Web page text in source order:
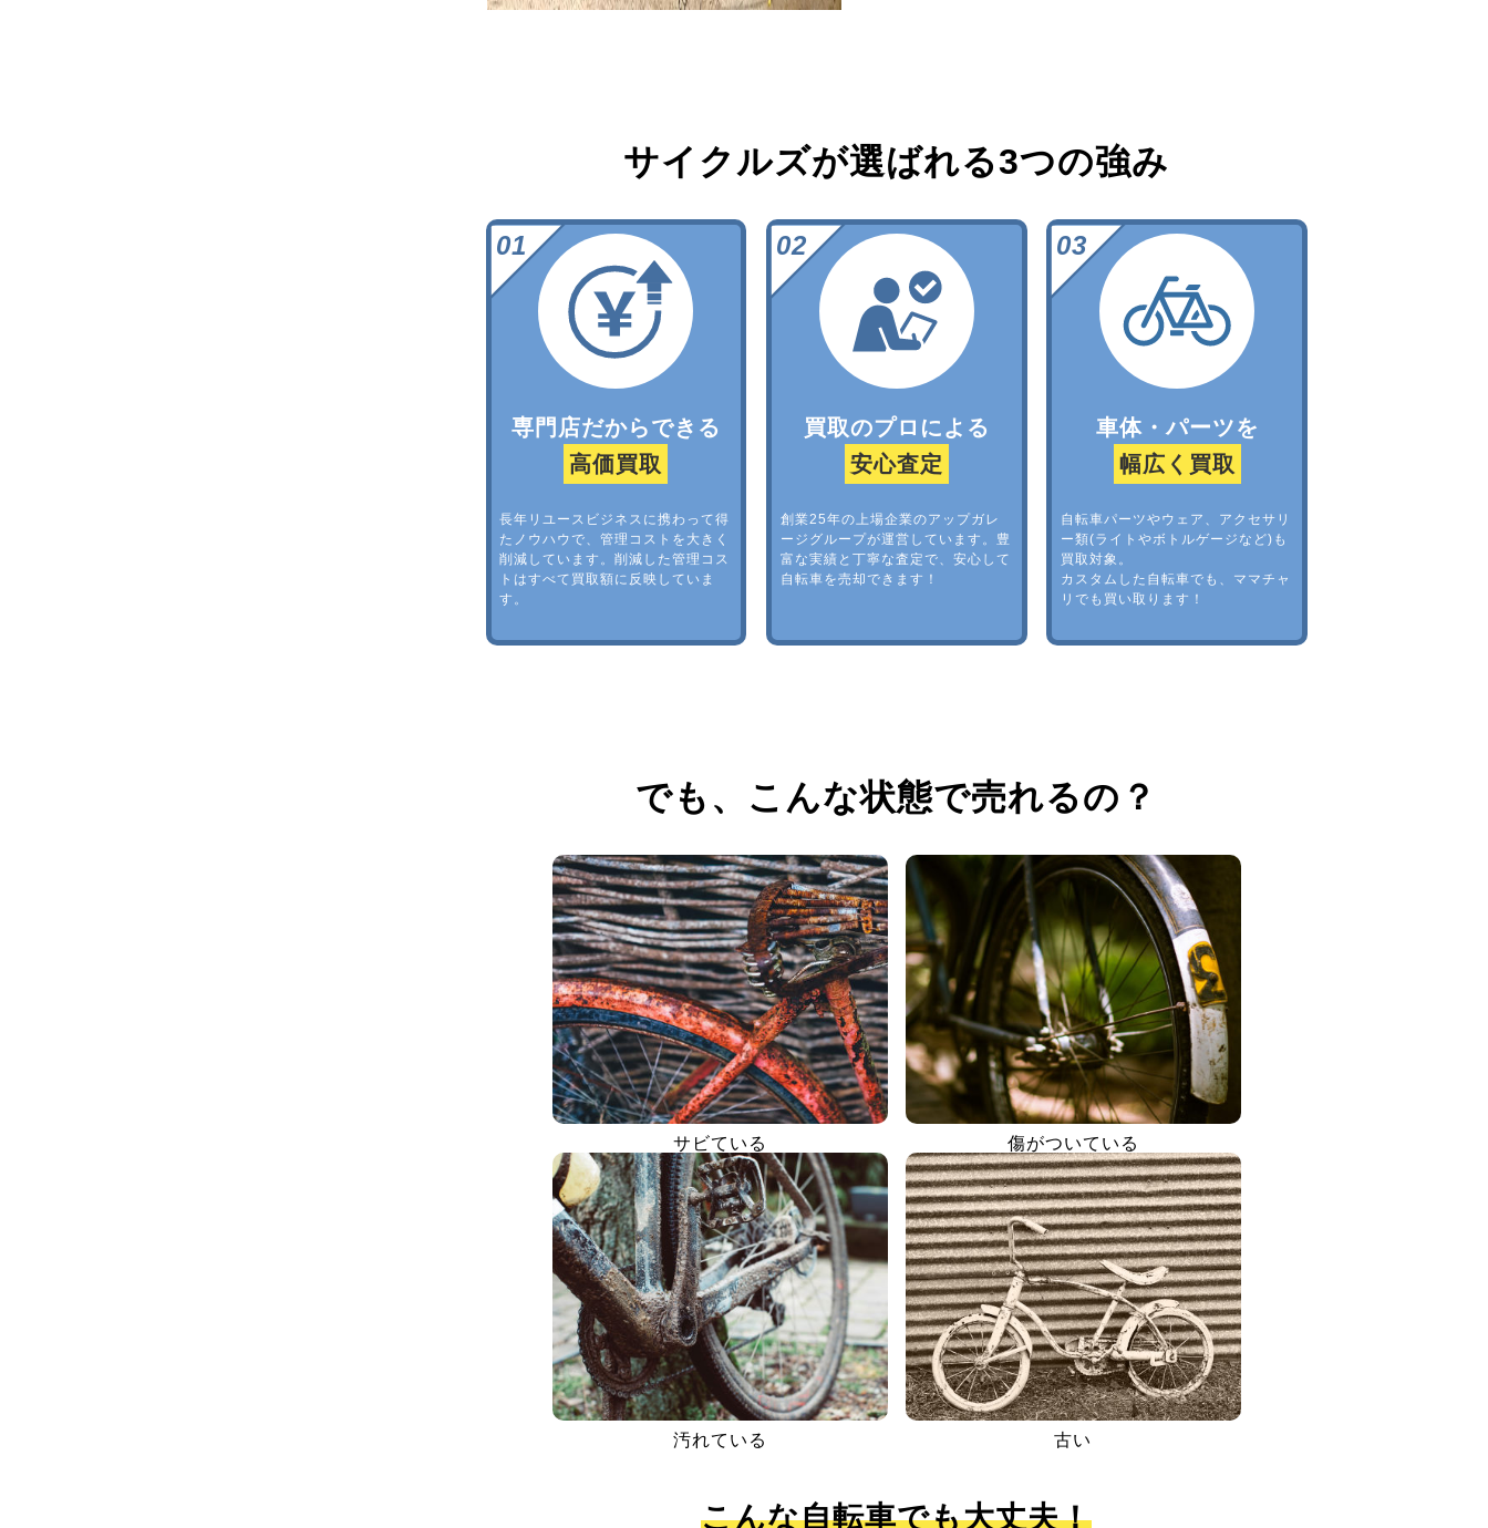
サイクルズが選ばれる3つの強み
専門店だからできる
高価買取
長年リユースビジネスに携わって得
たノウハウで、管理コストを大きく
削減しています。削減した管理コス
トはすべて買取額に反映していま
す。
買取のプロによる
安心査定
創業25年の上場企業のアップガレ
ージグループが運営しています。豊
富な実績と丁寧な査定で、安心して
自転車を売却できます！
車体・パーツを
幅広く買取
自転車パーツやウェア、アクセサリ
ー類(ライトやボトルゲージなど)も
買取対象。
カスタムした自転車でも、ママチャ
リでも買い取ります！
でも、 こんな状態で売れるの？
サビている 傷がついている
汚れている 古い
こんな自転車でも大丈夫！